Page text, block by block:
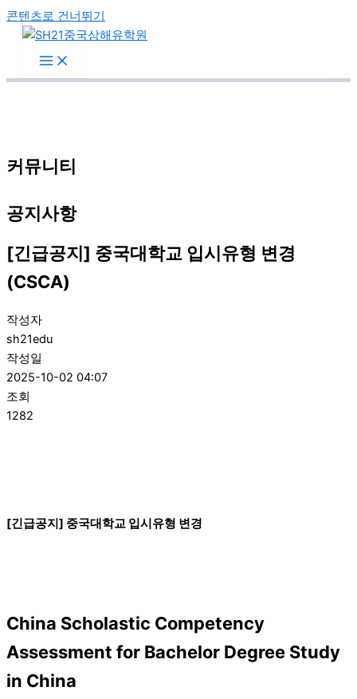
콘텐츠로 건너뛰기
커뮤니티
공지사항
[긴급공지] 중국대학교 입시유형 변경
(CSCA)
작성자
sh21edu
작성일
2025-10-02 04:07
조회
1282
[긴급공지] 중국대학교 입시유형 변경
China Scholastic Competency
Assessment for Bachelor Degree Study
in China